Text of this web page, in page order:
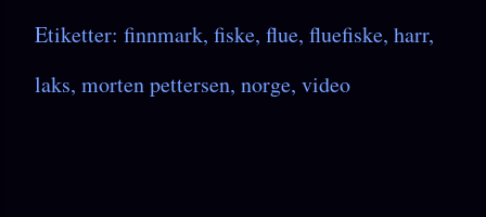
Etiketter: finnmark fiske flue fluefiske harr
laks morten pettersen norge video